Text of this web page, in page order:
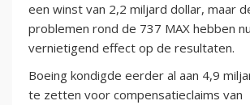
een winst van 2,2 miljard dollar, maar
problemen rond de 737 MAX hebben
vernietigend effect op de resultaten.
Boeing kondigde eerder al aan 4,9
te zetten voor compensatieclaims van